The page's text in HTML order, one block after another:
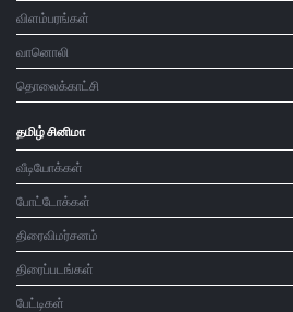
விளம்பரங்கள்
வானொலி
தொலைக்காட்சி
தமிழ் சினிமா
வீடியோக்கள்
போட்டோக்கள்
திரைவிமர்சனம்
திரைப்படங்கள்
பேட்டிகள்